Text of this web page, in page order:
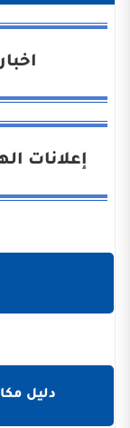
إعلانات
دليل